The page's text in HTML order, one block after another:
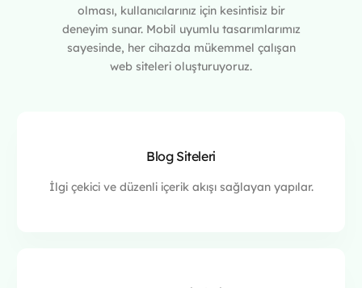
olması, kullanıcılarınız için kesintisiz bir
deneyim sunar. Mobil uyumlu tasarımlarımız
sayesinde, her cihazda mükemmel çalışan
web siteleri oluşturuyoruz.
Blog Siteleri
İlgi çekici ve düzenli içerik akışı sağlayan yapılar.